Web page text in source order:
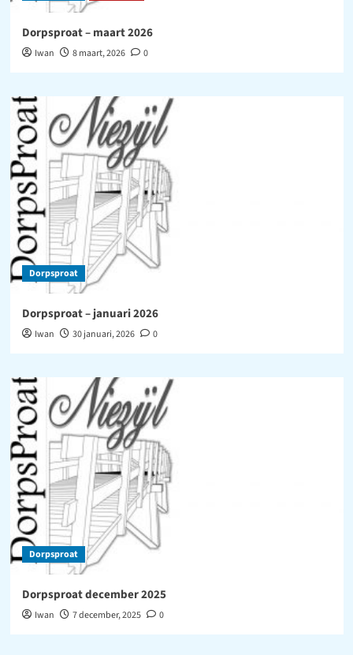
Dorpsproat – maart 2026
Iwan 8 maart, 2026 0
Dorpsproat
Dorpsproat – januari 2026
Iwan 30 januari, 2026 0
Dorpsproat
Dorpsproat december 2025
Iwan 7 december, 2025 0